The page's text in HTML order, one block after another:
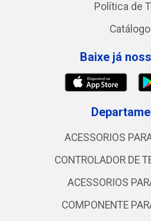
Política de
Baixe já
ACESSORIOS
CONTROLADOR DE
ACESSORIOS
COMPONENTE